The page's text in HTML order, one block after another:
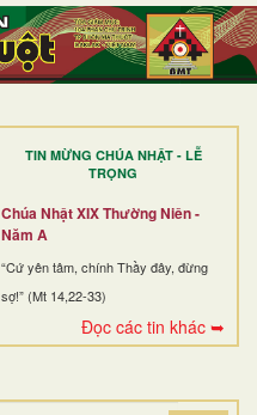
TIN MỪNG CHÚA NHẬT - LỄ
TRỌNG
Chúa Nhật XIX Thường Niên -
Năm A
“Cứ yên tâm, chính Thầy đây, đừng
sợ!” (Mt 14,22-33)
Đọc các tin khác ➥